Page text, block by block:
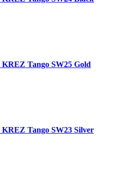
Tango SW25 Gold
Tango SW23 Silver